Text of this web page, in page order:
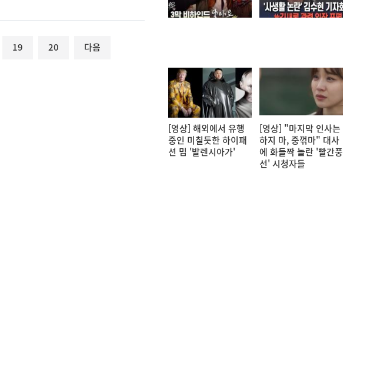
19 20 다음
[영상] 해외에서 유행
중인 미칠듯한 하이패
션 밈 '발렌시아가'
[영상] "마지막 인사는
하지 마, 중꺾마" 대사
에 화들짝 놀란 '빨간풍
선' 시청자들